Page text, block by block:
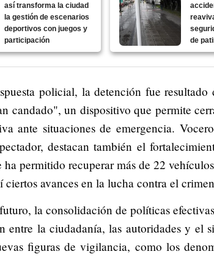
así transforma la ciudad
la gestión de escenarios
deportivos con juegos y
participación
de
policial, la detención fue
candado", un dispositivo que permite
ante situaciones de emergencia.
destacan también el
ha permitido recuperar más de 22
ciertos avances en la lucha contra el
la consolidación de políticas
entre la ciudadanía, las autoridades y el
figuras de vigilancia, como los